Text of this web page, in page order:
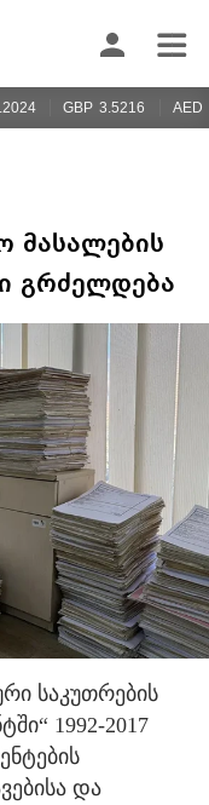
GBP 3.5216 AED
მასალების
გრძელდება
საკუთრების
1992-2017
და